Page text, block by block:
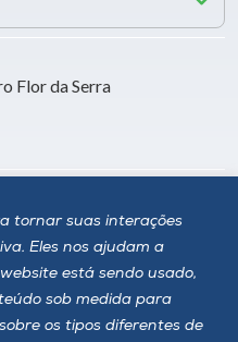
tornar suas interações
Eles nos ajudam a
está sendo usado,
sob medida para
os tipos diferentes de
Flor da Serra